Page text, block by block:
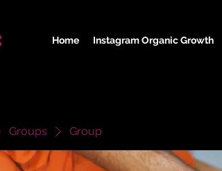
Home Instagram Organic Growth
Groups Group